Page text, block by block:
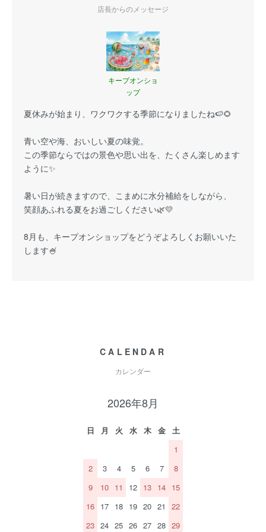
店長からのメッセージ
キープオンショ
ップ
夏休みが始まり、ワクワクする季節になりましたね🍉🌻
青い空や海、おいしい夏の味覚。
この季節ならではの景色や思い出を、たくさん楽しめます
ように✨
暑い日が続きますので、こまめに水分補給をしながら、
笑顔あふれる夏をお過ごしください🌿💛
8月も、キープオンショップをどうぞよろしくお願いいた
します🍧
CALENDAR
カレンダー
2026年8月
日 月 火 水 木 金
土
1
2
3 4 5 6 7
8
9
10 11 12 13 14 15
16 17 18 19 20 21
22
23 24 25 26 27 28 29